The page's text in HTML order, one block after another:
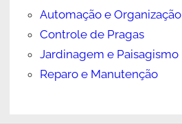
Automação e Organização
Controle de Pragas
Jardinagem e Paisagismo
Reparo e Manutenção